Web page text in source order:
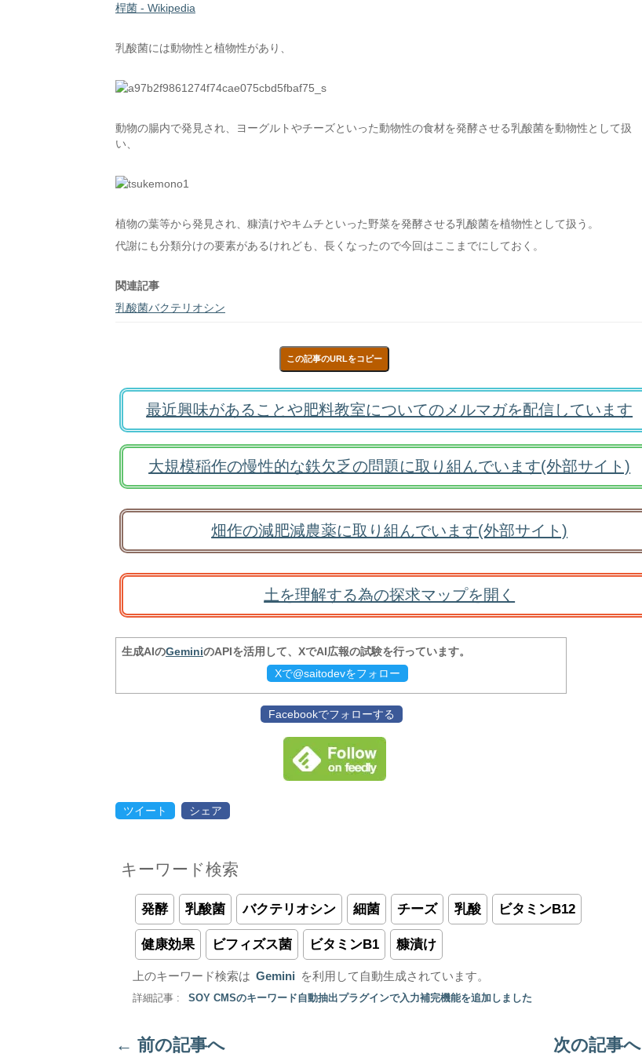
桿菌 - Wikipedia
乳酸菌には動物性と植物性があり、
動物の腸内で発見され、ヨーグルトやチーズといった動物性の食材を発酵させる乳酸菌を動物性として扱
い、
植物の葉等から発見され、糠漬けやキムチといった野菜を発酵させる乳酸菌を植物性として扱う。
代謝にも分類分けの要素があるけれども、長くなったので今回はここまでにしておく。
関連記事
乳酸菌バクテリオシン
この記事のURLをコピー
最近興味があることや肥料教室についてのメルマガを配信しています
大規模稲作の慢性的な鉄欠乏の問題に取り組んでいます(外部サイト)
畑作の減肥減農薬に取り組んでいます(外部サイト)
土を理解する為の探求マップを開く
生成AIのGeminiのAPIを活用して、XでAI広報の試験を行っています。
Xで@saitodevをフォロー
Facebookでフォローする
ツイート シェア
キーワード検索
発酵 乳酸菌 バクテリオシン 細菌 チーズ 乳酸 ビタミンB12
健康効果 ビフィズス菌 ビタミンB1 糠漬け
上のキーワード検索は Gemini を利用して自動生成されています。
詳細記事 : SOY CMSのキーワード自動抽出プラグインで入力補完機能を追加しました
← 前の記事へ 次の記事へ